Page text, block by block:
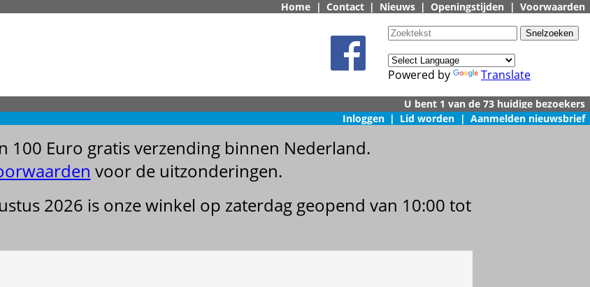
Home | Contact | Nieuws | Openingstijden | Voorwaarden
Powered by Translate
Inloggen | Lid worden | Aanmelden nieuwsbrief
100 Euro gratis verzending binnen Nederland.
voor de uitzonderingen.
2026 is onze winkel op zaterdag geopend van 10:00 tot